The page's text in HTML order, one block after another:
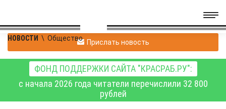
НОВОСТИ \ Общество Прислать новость
ФОНД ПОДДЕРЖКИ САЙТА "КРАСРАБ.РУ":
с начала 2026 года читатели перечислили 32 800
рублей